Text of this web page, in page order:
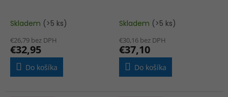
Skladem (>5 ks)
€26,79 bez DPH
€32,95
Do košíka
Skladem (>5 ks)
€30,16 bez DPH
€37,10
Do košíka